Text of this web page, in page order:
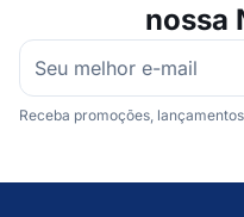
nossa
Receba promoções,